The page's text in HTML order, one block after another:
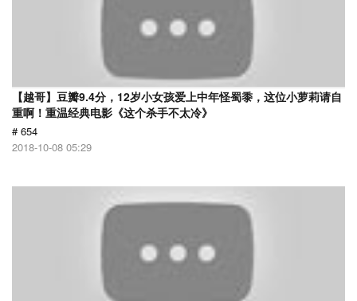
【越哥】豆瓣9.4分，12岁小女孩爱上中年怪蜀黍，这位小萝莉请自
重啊！重温经典电影《这个杀手不太冷》
# 654
2018-10-08 05:29